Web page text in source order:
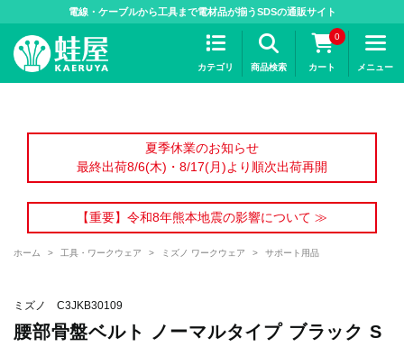
電線・ケーブルから工具まで電材品が揃うSDSの通販サイト
カテゴリ 商品検索
0
カート メニュー
夏季休業のお知らせ
最終出荷8/6(木)・8/17(月)より順次出荷再開
【重要】令和8年熊本地震の影響について ≫
ホーム > 工具・ワークウェア > ミズノ ワークウェア > サポート用品
ミズノ C3JKB30109
腰部骨盤ベルト ノーマルタイプ ブラック S